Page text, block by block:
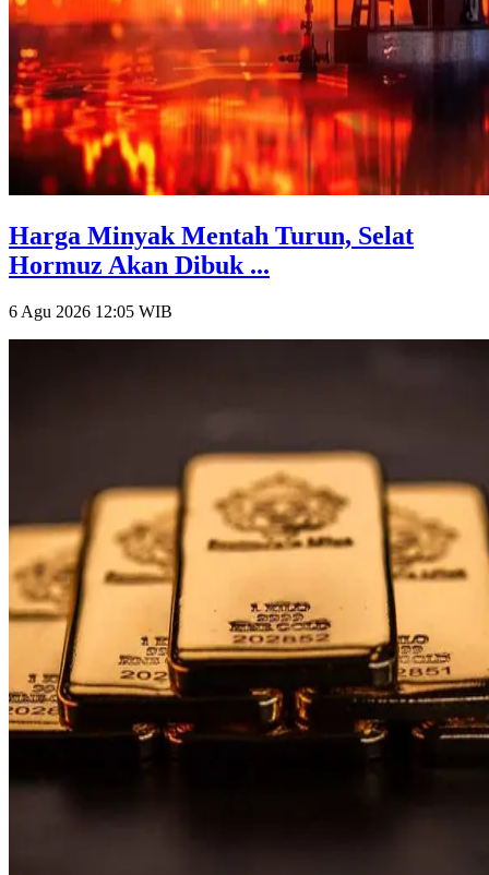
Harga Minyak Mentah Turun, Selat
Hormuz Akan Dibuk ...
6 Agu 2026 12:05 WIB